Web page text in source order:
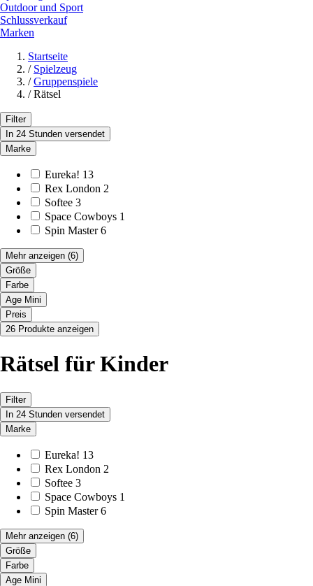
Outdoor und Sport
Schlussverkauf
Marken
Startseite
/ Spielzeug
/ Gruppenspiele
/ Rätsel
Filter
In 24 Stunden versendet
Marke
Eureka! 13
Rex London 2
Softee 3
Space Cowboys 1
Spin Master 6
Mehr anzeigen (6)
Größe
Farbe
Age Mini
Preis
26 Produkte anzeigen
Rätsel für Kinder
Filter
In 24 Stunden versendet
Marke
Eureka! 13
Rex London 2
Softee 3
Space Cowboys 1
Spin Master 6
Mehr anzeigen (6)
Größe
Farbe
Age Mini